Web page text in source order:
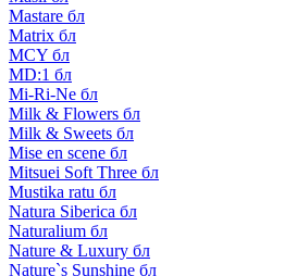
Mastare бл
Matrix бл
MCY бл
MD:1 бл
Mi-Ri-Ne бл
Milk & Flowers бл
Milk & Sweets бл
Mise en scene бл
Mitsuei Soft Three бл
Mustika ratu бл
Natura Siberica бл
Naturalium бл
Nature & Luxury бл
Nature`s Sunshine бл